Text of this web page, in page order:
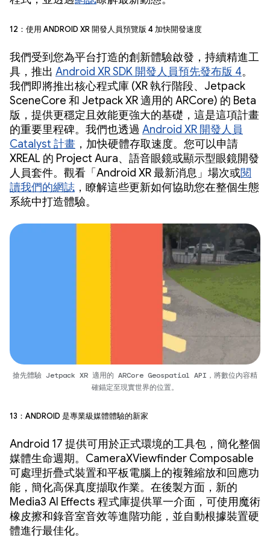
12：使用 Android XR 開發人員預覽版 4 加快開發速度
我們受到您為平台打造的創新體驗啟發，持續精進工
具，推出 Android XR SDK 開發人員預先發布版 4。
我們即將推出核心程式庫 (XR 執行階段、Jetpack
SceneCore 和 Jetpack XR 適用的 ARCore) 的 Beta
版，提供更穩定且效能更強大的基礎，這是這項計畫
的重要里程碑。我們也透過 Android XR 開發人員
Catalyst 計畫 ，加快硬體存取速度。您可以申請
XREAL 的 Project Aura、語音眼鏡或顯示型眼鏡開發
人員套件。觀看「Android XR 最新消息」場次或閱
讀我們的網誌 ，瞭解這些更新如何協助您在整個生態
系統中打造體驗。
搶先體驗 Jetpack XR 適用的 ARCore Geospatial API，將數位內容精
確錨定至現實世界的位置。
13：Android 是專業級媒體體驗的新家
Android 17 提供可用於正式環境的工具包，簡化整個
媒體生命週期。CameraXViewfinder Composable
可處理折疊式裝置和平板電腦上的複雜縮放和回應功
能，簡化高保真度擷取作業。在後製方面，新的
Media3 AI Effects 程式庫提供單一介面，可使用魔術
橡皮擦和錄音室音效等進階功能，並自動根據裝置硬
體進行最佳化。